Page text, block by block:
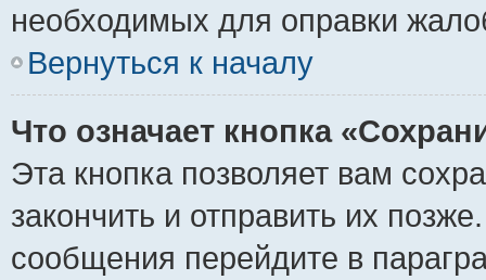
необходимых для оправки
Вернуться к началу
Что означает кнопка
Эта кнопка позволяет вам
закончить и отправить их
сообщения перейдите в